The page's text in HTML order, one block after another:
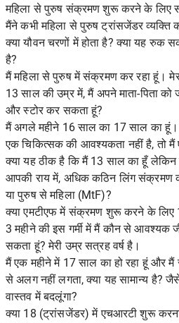
महिला से पुरुष संक्रमण शुरू करने के लिए
मैंने कभी महिला से पुरुष ट्रांसजेंडर व्यक्ति
क्या यौवन चरणों में होता है? क्या यह
है?
मैं महिला से पुरुष में संक्रमण कर रहा हूं। मेरा
13 साल की उम्र में, मैं अपने माता-पिता
और स्टोर कर सकता हूं?
मैं अगले महीने 16 साल का 17 साल का हूं।
एक चिकित्सक की आवश्यकता नहीं है, तो
क्या यह ठीक है कि मैं 13 साल का हूँ लेकिन
आपकी राय में, अधिक कठिन लिंग संक्रमण
या पुरुष से महिला (MtF)?
क्या एमटीएफ में संक्रमण शुरू करने के लिए
3 महीने की इस गर्मी में मैं कौन से आवश्यक
सकता हूं? मेरी उम्र सत्रह वर्ष है।
मैं एक महीने में 17 साल का हो रहा हूं और मैं
से अलग नहीं लगता, क्या यह सामान्य है?
वास्तव में बदलूंगा?
क्या 18 (ट्रांसजेंडर) में एचआरटी शुरू